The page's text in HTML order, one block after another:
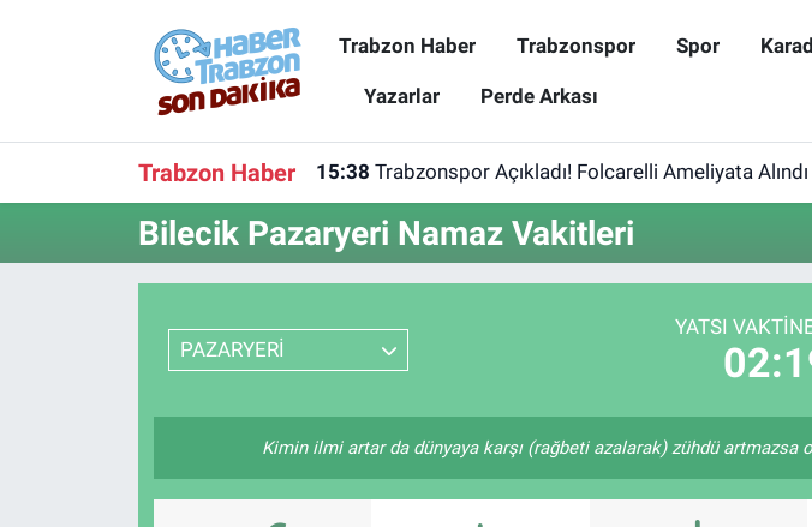
Trabzon Haber Trabzonspor Spor
Yazarlar Perde Arkası
Trabzon Haber 15:38 Trabzonspor Açıkladı! Folcarelli Ameliyata Alındı
Bilecik Pazaryeri Namaz Vakitleri
PAZARYERİ
YATSI
Kimin ilmi artar da dünyaya karşı (rağbeti azalarak) zühdü artmazsa
Trabzon Haber
Resmi Reklam
Trabzon Nöbetçi Eczaneler
Trabzon Namaz Vakitleri
Süper Lig Puan Durumu ve Fikstür